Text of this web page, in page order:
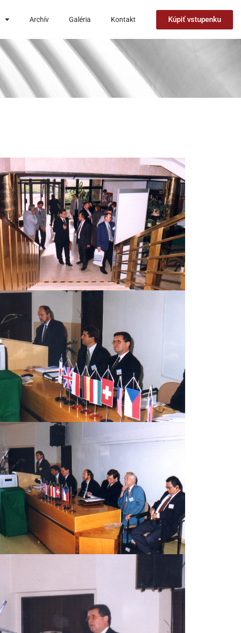
Archív Galéria Kontakt Kúpiť vstupenku